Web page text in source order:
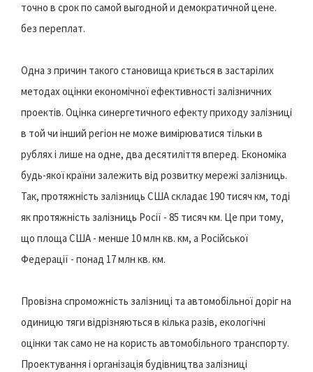
точно в срок по самой выгодной и демократичной цене.
без переплат.
Одна з причин такого становища криється в застарілих
методах оцінки економічної ефективності залізничних
проектів. Оцінка синергетичного ефекту приходу залізниці
в той чи інший регіон не може вимірюватися тільки в
рублях і лише на одне, два десятиліття вперед. Економіка
будь-якої країни залежить від розвитку мережі залізниць.
Так, протяжність залізниць США складає 190 тисяч км, тоді
як протяжність залізниць Росії - 85 тисяч км. Це при тому,
що площа США - менше 10 млн кв. км, а Російської
Федерації - понад 17 млн кв. км.
Провізна спроможність залізниці та автомобільної доріг на
одиницю тяги відрізняються в кілька разів, екологічні
оцінки так само не на користь автомобільного транспорту.
Проектування і організація будівництва залізниці